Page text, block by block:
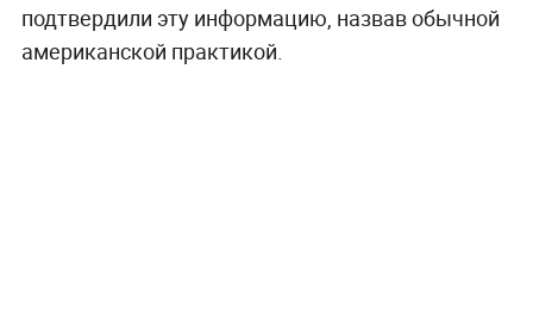
подтвердили эту информацию, назвав обычной
американской практикой.